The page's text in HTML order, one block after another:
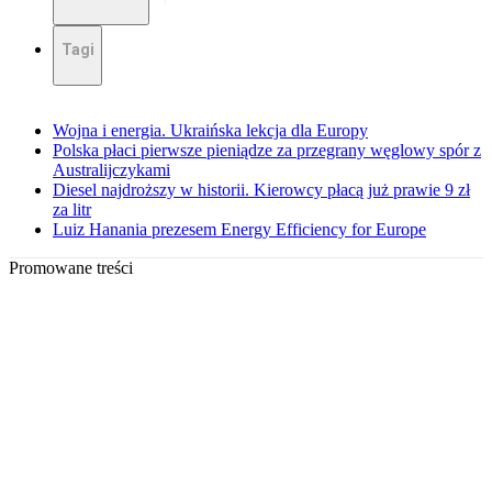
Tagi
Wojna i energia. Ukraińska lekcja dla Europy
Polska płaci pierwsze pieniądze za przegrany węglowy spór z
Australijczykami
Diesel najdroższy w historii. Kierowcy płacą już prawie 9 zł
za litr
Luiz Hanania prezesem Energy Efficiency for Europe
Promowane treści